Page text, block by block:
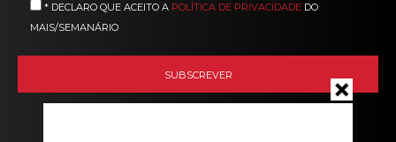
* DECLARO QUE ACEITO A POLÍTICA DE PRIVACIDADE DO
MAIS/SEMANÁRIO